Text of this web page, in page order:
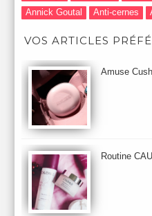
Annick Goutal
Anti-cernes
Aurelia London
Aurelia
Automne 2013
Baija
Bain
BB et CC Crème
Beauty Relooking
Bio Mécanique du
Biolage
Biotherm
Botanicals
Botimyst
Burberry
By Terry
VOS ARTICLES
Amuse
Routine